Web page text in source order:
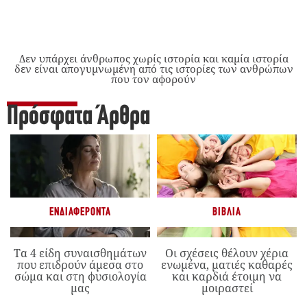
Δεν υπάρχει άνθρωπος χωρίς ιστορία και καμία ιστορία
δεν είναι απογυμνωμένη από τις ιστορίες των ανθρώπων
που τον αφορούν
Πρόσφατα Άρθρα
ΕΝΔΙΑΦΈΡΟΝΤΑ
Τα 4 είδη συναισθημάτων
που επιδρούν άμεσα στο
σώμα και στη φυσιολογία
μας
ΒΙΒΛΊΑ
Οι σχέσεις θέλουν χέρια
ενωμένα, ματιές καθαρές
και καρδιά έτοιμη να
μοιραστεί